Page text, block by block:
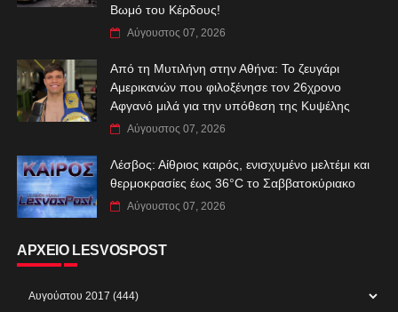
Βωμό του Κέρδους!
Αύγουστος 07, 2026
Από τη Μυτιλήνη στην Αθήνα: Το ζευγάρι
Αμερικανών που φιλοξένησε τον 26χρονο
Αφγανό μιλά για την υπόθεση της Κυψέλης
Αύγουστος 07, 2026
Λέσβος: Αίθριος καιρός, ενισχυμένο μελτέμι και
θερμοκρασίες έως 36°C το Σαββατοκύριακο
Αύγουστος 07, 2026
ΑΡΧΕΙΟ LESVOSPOST